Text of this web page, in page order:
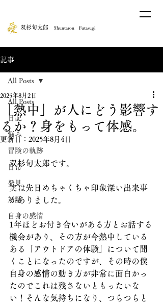
​双杉旬太郎 Shuntarou Futasugi
記事
All Posts
日記
悩み
冒険の軌跡
日常
発見
対話
自身の感情
All Posts
「熱中」が人にどう影響す
るか？身をもって体感。
2025年8月2日
更新日： 2025年8月4日
双杉旬太郎です。
実は先日めちゃくちゃ印象深い出来事
がありました。
1年ほどお付き合いがある方とお話する
機会があり、その方が今熱中している
ある「アウトドアの体験」について聞
くことになったのですが、その時の僕
自身の感情の動き方が非常に面白かっ
たのでこれは残さないともったいな
い！そんな気持ちになり、つらつらと